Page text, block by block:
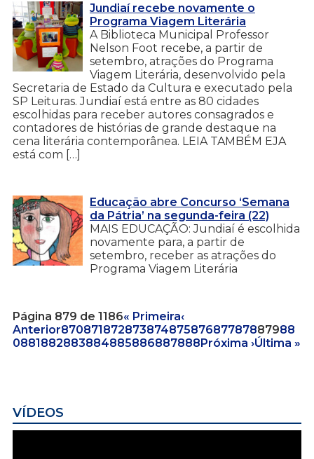
Jundiaí recebe novamente o
Programa Viagem Literária
A Biblioteca Municipal Professor
Nelson Foot recebe, a partir de
setembro, atrações do Programa
Viagem Literária, desenvolvido pela
Secretaria de Estado da Cultura e executado pela
SP Leituras. Jundiaí está entre as 80 cidades
escolhidas para receber autores consagrados e
contadores de histórias de grande destaque na
cena literária contemporânea. LEIA TAMBÉM EJA
está com […]
Educação abre Concurso ‘Semana
da Pátria’ na segunda-feira (22)
MAIS EDUCAÇÃO: Jundiaí é escolhida
novamente para, a partir de
setembro, receber as atrações do
Programa Viagem Literária
Página 879 de 1186« Primeira‹
Anterior87087187287387487587687787887988
0881882883884885886887888Próxima ›Última »
VÍDEOS